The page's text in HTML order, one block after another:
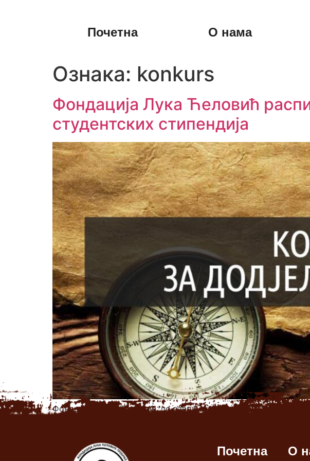
Почетна О нама
Ознака: konkurs
Фондација Лука Ћеловић
студентских стипендија
Фондација Лука Ћеловић, по завршеној седници управног
Почетна О